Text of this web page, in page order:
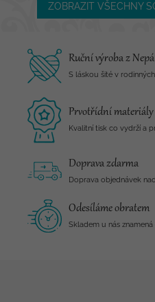
ZOBRAZIT VŠECHNY
Ruční výroba z
S láskou šité v
Prvotřídní materiály
Kvalitní tisk co vydrží a
Doprava zdarma
Doprava objednávek
Odesíláme obratem
Skladem u nás